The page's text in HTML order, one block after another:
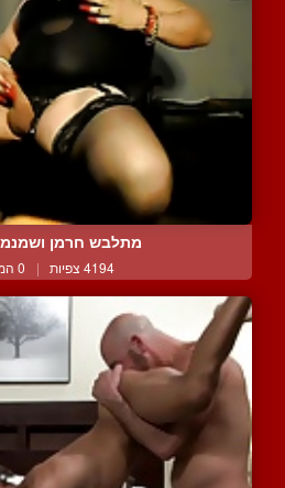
מתלבש חרמן
4194 צפיות | 0 המלצות